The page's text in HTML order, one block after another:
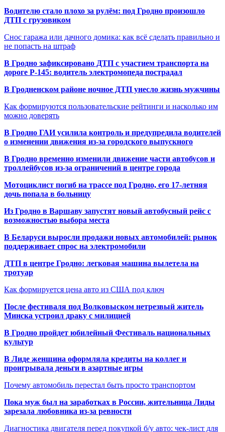
Водителю стало плохо за рулём: под Гродно произошло
ДТП с грузовиком
Снос гаража или дачного домика: как всё сделать правильно и
не попасть на штраф
В Гродно зафиксировано ДТП с участием транспорта на
дороге Р-145: водитель электромопеда пострадал
В Гродненском районе ночное ДТП унесло жизнь мужчины
Как формируются пользовательские рейтинги и насколько им
можно доверять
В Гродно ГАИ усилила контроль и предупредила водителей
о изменении движения из-за городского выпускного
В Гродно временно изменили движение части автобусов и
троллейбусов из-за ограничений в центре города
Мотоциклист погиб на трассе под Гродно, его 17-летняя
дочь попала в больницу
Из Гродно в Варшаву запустят новый автобусный рейс с
возможностью выбора места
В Беларуси выросли продажи новых автомобилей: рынок
поддерживает спрос на электромобили
ДТП в центре Гродно: легковая машина вылетела на
тротуар
Как формируется цена авто из США под ключ
После фестиваля под Волковыском нетрезвый житель
Минска устроил драку с милицией
В Гродно пройдет юбилейный Фестиваль национальных
культур
В Лиде женщина оформляла кредиты на коллег и
проигрывала деньги в азартные игры
Почему автомобиль перестал быть просто транспортом
Пока муж был на заработках в России, жительница Лиды
зарезала любовника из-за ревности
Диагностика двигателя перед покупкой б/у авто: чек-лист для